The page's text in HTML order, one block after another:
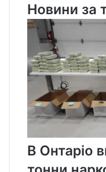
Новини за
В Онтаріо